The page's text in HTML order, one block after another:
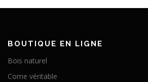
BOUTIQUE EN LIGNE
Bois naturel
Corne véritable